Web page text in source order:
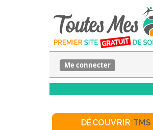
Me connecter
DÉCOUVRIR TMS